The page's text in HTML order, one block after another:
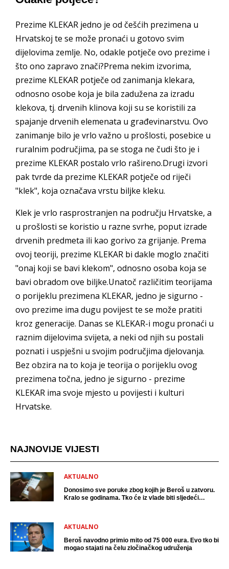
Prezime KLEKAR jedno je od češćih prezimena u
Hrvatskoj te se može pronaći u gotovo svim
dijelovima zemlje. No, odakle potječe ovo prezime i
što ono zapravo znači?Prema nekim izvorima,
prezime KLEKAR potječe od zanimanja klekara,
odnosno osobe koja je bila zadužena za izradu
klekova, tj. drvenih klinova koji su se koristili za
spajanje drvenih elemenata u građevinarstvu. Ovo
zanimanje bilo je vrlo važno u prošlosti, posebice u
ruralnim područjima, pa se stoga ne čudi što je i
prezime KLEKAR postalo vrlo rašireno.Drugi izvori
pak tvrde da prezime KLEKAR potječe od riječi
"klek", koja označava vrstu biljke kleku.
Klek je vrlo rasprostranjen na području Hrvatske, a
u prošlosti se koristio u razne svrhe, poput izrade
drvenih predmeta ili kao gorivo za grijanje. Prema
ovoj teoriji, prezime KLEKAR bi dakle moglo značiti
"onaj koji se bavi klekom", odnosno osoba koja se
bavi obradom ove biljke.Unatoč različitim teorijama
o porijeklu prezimena KLEKAR, jedno je sigurno -
ovo prezime ima dugu povijest te se može pratiti
kroz generacije. Danas se KLEKAR-i mogu pronaći u
raznim dijelovima svijeta, a neki od njih su postali
poznati i uspješni u svojim područjima djelovanja.
Bez obzira na to koja je teorija o porijeklu ovog
prezimena točna, jedno je sigurno - prezime
KLEKAR ima svoje mjesto u povijesti i kulturi
Hrvatske.
NAJNOVIJE VIJESTI
AKTUALNO
Donosimo sve poruke zbog kojih je Beroš u zatvoru.
Kralo se godinama. Tko će iz vlade biti sljedeći
AKTUALNO
Beroš navodno primio mito od 75 000 eura. Evo tko bi
mogao stajati na čelu zločinačkog udruženja